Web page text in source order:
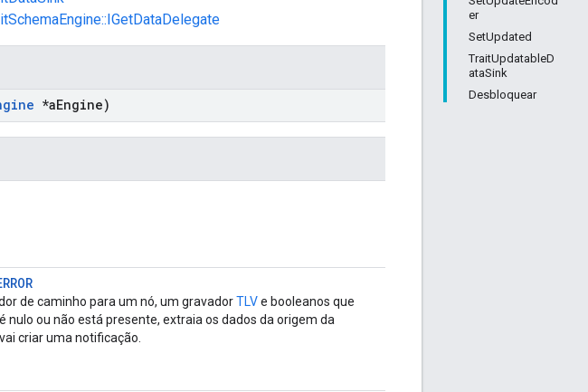
er
SetUpdated
TraitUpdatableD
ataSink
Desbloquear
*aEngine)
de caminho para um nó, um gravadorTLVe booleanos que
nulo ou não está presente, extraia os dados da origem da
criar uma notificação.